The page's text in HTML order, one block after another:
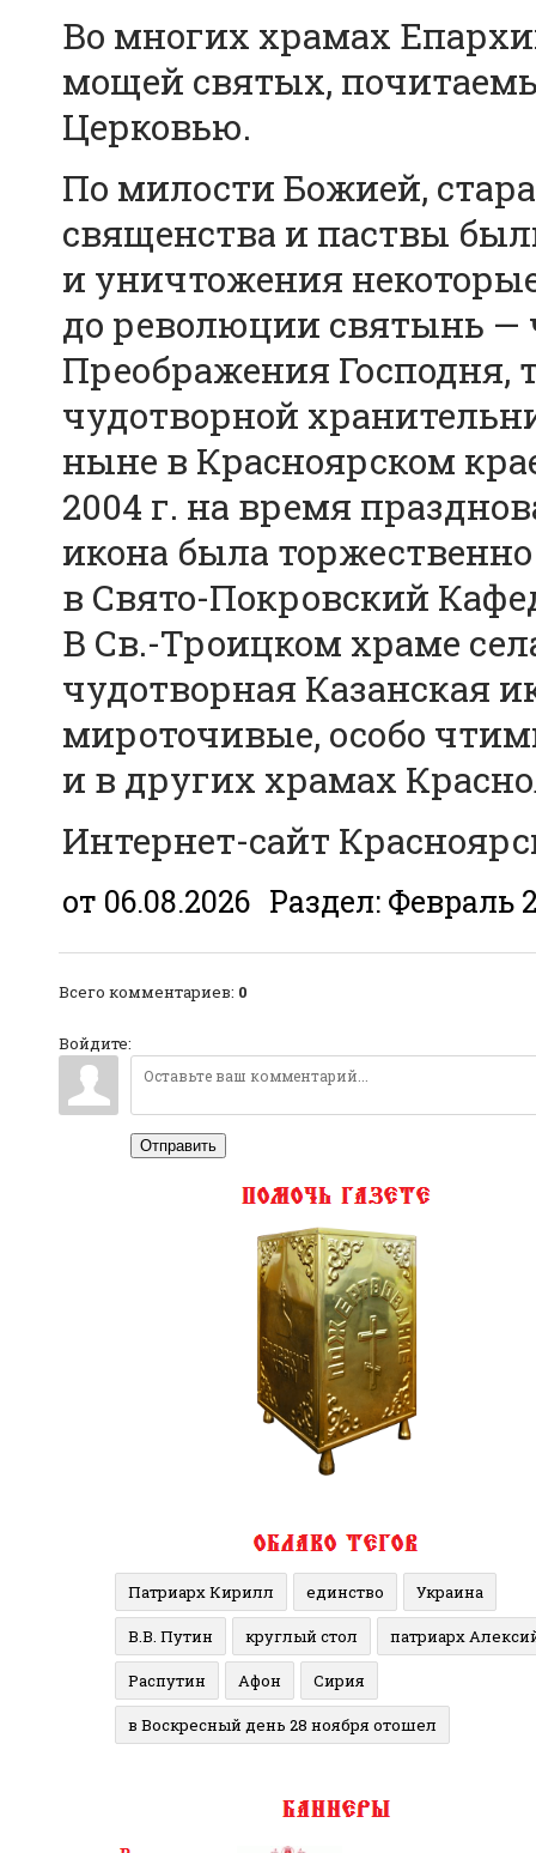
Во многих храмах
мощей святых,
Церковью.
По милости Божией,
священства и паствы
и уничтожения
до революции святынь —
Преображения
чудотворной
ныне в Красноярском
2004 г. на время
икона была
в Свято-Покровский
В Св.-Троицком храме
чудотворная Казанская
мироточивые, особо
и в других храмах
Интернет-сайт
от 06.08.2026 Раздел: Февраль
Всего комментариев: 0
Войдите:
Отправить
Патриарх Кирилл единство Украина
В.В. Путин круглый стол патриарх
Распутин Афон Сирия
в Воскресный день 28 ноября отошел